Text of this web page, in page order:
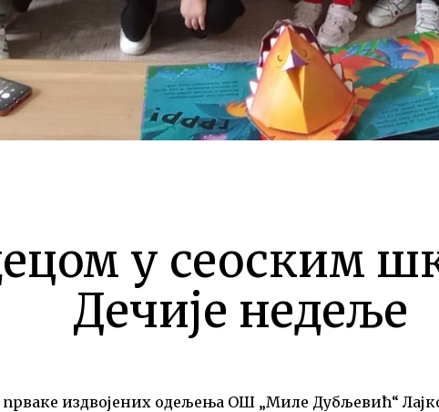
у сеоским
Дечије недеље
издвојених одељења ОШ „Миле Дубљевић“